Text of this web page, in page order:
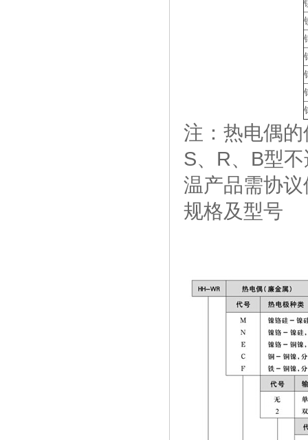
注：热电偶
S、R、B型
温产品需协
规格及型号